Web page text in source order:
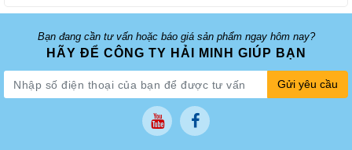
Bạn đang cần tư vấn hoặc báo giá sản phẩm ngay hôm nay?
HÃY ĐỂ CÔNG TY HẢI MINH GIÚP BẠN
Gửi yêu cầu